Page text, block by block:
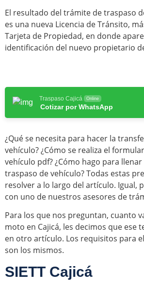
El resultado del trámite de traspaso
es una nueva Licencia de Tránsito,
Tarjeta de Propiedad, en donde
identificación del nuevo propietario
Traspaso Cajicá Online
Cotizar por WhatsApp
¿Qué se necesita para hacer la
vehículo? ¿Cómo se realiza el
vehículo pdf? ¿Cómo hago para
traspaso de vehículo? Todas estas
resolver a lo largo del artículo. Igual,
con uno de nuestros asesores de
Para los que nos preguntan, cuanto
moto en Cajicá, les decimos que ese
en otro artículo. Los requisitos para
son los mismos.
SIETT Cajicá